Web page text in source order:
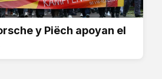
y Piëch apoyan el